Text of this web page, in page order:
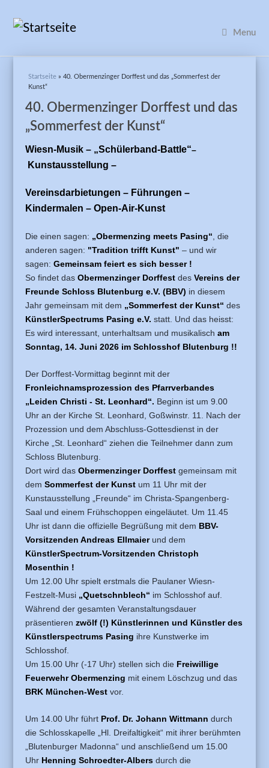
Menu
Sie sind hier
Startseite » 40. Obermenzinger Dorffest und das „Sommerfest der
Kunst“
40. Obermenzinger Dorffest und das
„Sommerfest der Kunst“
Wiesn-Musik – „Schülerband-Battle“–
Kunstausstellung –
Vereinsdarbietungen – Führungen –
Kindermalen – Open-Air-Kunst
Die einen sagen: „Obermenzing meets Pasing“ , die
anderen sagen: "Tradition trifft Kunst" – und wir
sagen:Gemeinsam feiert es sich besser !
So findet dasObermenzinger Dorffest desVereins der
Freunde Schloss Blutenburg e.V. (BBV) in diesem
Jahr gemeinsam mit dem „Sommerfest der Kunst“ des
KünstlerSpectrums Pasing e.V. statt. Und das heisst:
Es wird interessant, unterhaltsam und musikalischam
Sonntag, 14. Juni 2026 im Schlosshof Blutenburg !!
Der Dorffest-Vormittag beginnt mit der
Fronleichnamsprozession des Pfarrverbandes
„Leiden Christi - St. Leonhard“. Beginn ist um 9.00
Uhr an der Kirche St. Leonhard, Goßwinstr. 11. Nach der
Prozession und dem Abschluss-Gottesdienst in der
Kirche „St. Leonhard“ ziehen die Teilnehmer dann zum
Schloss Blutenburg.
Dort wird dasObermenzinger Dorffest gemeinsam mit
demSommerfest der Kunst um 11 Uhr mit der
Kunstausstellung „Freunde“ im Christa-Spangenberg-
Saal und einem Frühschoppen eingeläutet. Um 11.45
Uhr ist dann die offizielle Begrüßung mit dem BBV-
Vorsitzenden Andreas Ellmaierund dem
KünstlerSpectrum-Vorsitzenden Christoph
Mosenthin !
Um 12.00 Uhr spielt erstmals die Paulaner Wiesn-
Festzelt-Musi „Quetschnblech“ im Schlosshof auf.
Während der gesamten Veranstaltungsdauer
präsentierenzwölf (!) Künstlerinnen und Künstler des
Künstlerspectrums Pasing ihre Kunstwerke im
Schlosshof.
Um 15.00 Uhr (-17 Uhr) stellen sich die Freiwillige
Feuerwehr Obermenzing mit einem Löschzug und das
BRK München-Westvor.
Um 14.00 Uhr führt Prof. Dr. Johann Wittmanndurch
die Schlosskapelle „Hl. Dreifaltigkeit“ mit ihrer berühmten
„Blutenburger Madonna“ und anschließend um 15.00
Uhr Henning Schroedter-Albersdurch die